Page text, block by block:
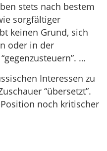
stets nach bestem
sorgfältiger
keinen Grund, sich
oder in der
…
Interessen zu
“übersetzt”.
noch kritischer